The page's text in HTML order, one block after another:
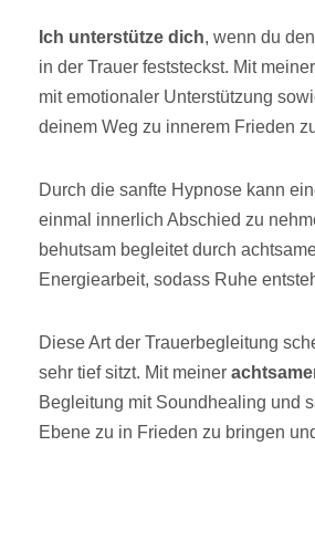
Ich unterstütze dich, wenn du
in der Trauer feststeckst. Mit
mit emotionaler Unterstützung
deinem Weg zu innerem Frieden
Durch die sanfte Hypnose kann
einmal innerlich Abschied zu
behutsam begleitet durch
Energiearbeit, sodass Ruhe
Diese Art der Trauerbegleitung
sehr tief sitzt. Mit meiner
Begleitung mit Soundhealing und
Ebene zu in Frieden zu bringen